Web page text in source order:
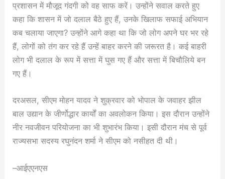
प्रशासन में मौजूद गंदगी को वह साफ करें। उन्होंने सवाल करते हुए
कहा कि शासन में जो दलाल बैठे हुए हैं, उनके खिलाफ सफाई अभियान
कब चलाया जाएगा? उन्होंने आगे कहा था कि जो लोग अपने घर भर रहे
हैं, लोगों को तंग कर रहे हैं उन्हें बाहर करने की जरूरत है। कई बाहरी
लोग भी दलाल के रूप में सत्ता में घुस गए हैं और सत्ता में बिचौलिये बन
गए हैं।
दरअसल, सीएम मोहन यादव ने शुक्रवार को भोपाल के जवाहर झील
बाल उद्यान के जीर्णोद्धार कार्यों का अवलोकन किया। इस दौरान उन्होंने
नीर नवजीवन परियोजना का भी शुभारंभ किया। इसी दौरान मंच से पूर्व
राज्यसभा सदस्य रघुनंदन शर्मा ने सीएम को नसीहत दी थी।
–आईएएनएस